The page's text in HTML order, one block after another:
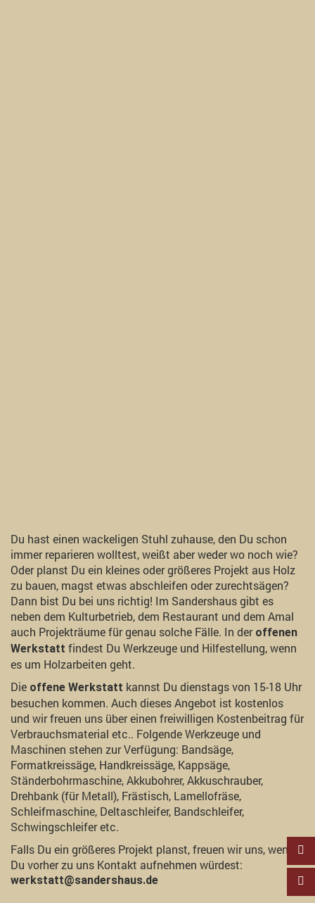
Du hast einen wackeligen Stuhl zuhause, den Du schon
immer reparieren wolltest, weißt aber weder wo noch wie?
Oder planst Du ein kleines oder größeres Projekt aus Holz
zu bauen, magst etwas abschleifen oder zurechtsägen?
Dann bist Du bei uns richtig! Im Sandershaus gibt es
neben dem Kulturbetrieb, dem Restaurant und dem Amal
auch Projekträume für genau solche Fälle. In der offenen
Werkstatt findest Du Werkzeuge und Hilfestellung, wenn
es um Holzarbeiten geht.
Die offene Werkstatt kannst Du dienstags von 15-18 Uhr
besuchen kommen. Auch dieses Angebot ist kostenlos
und wir freuen uns über einen freiwilligen Kostenbeitrag für
Verbrauchsmaterial etc.. Folgende Werkzeuge und
Maschinen stehen zur Verfügung: Bandsäge,
Formatkreissäge, Handkreissäge, Kappsäge,
Ständerbohrmaschine, Akkubohrer, Akkuschrauber,
Drehbank (für Metall), Frästisch, Lamellofräse,
Schleifmaschine, Deltaschleifer, Bandschleifer,
Schwingschleifer etc.
Falls Du ein größeres Projekt planst, freuen wir uns, wenn
Du vorher zu uns Kontakt aufnehmen würdest:
werkstatt@sandershaus.de